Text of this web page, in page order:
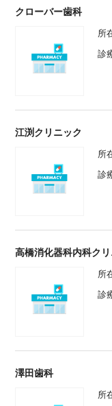
クローバー歯科
所
診
江渕クリニック
所
診
高橋消化器科内科ク
所
診
澤田歯科
所